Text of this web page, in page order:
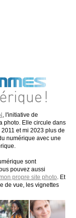
, l'initiative de
photo. Elle circule dans
et mi 2023 plus de
numérique avec une
sont
pouvez aussi
mon propre site photo . Et
de vue, les vignettes